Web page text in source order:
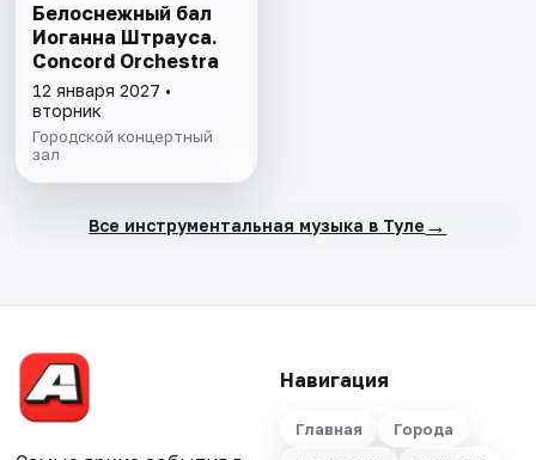
Белоснежный бал
Иоганна Штрауса.
Concord Orchestra
12 января 2027 •
вторник
Городской концертный
зал
Все инструментальная музыка в Туле →
Навигация
Главная
Города